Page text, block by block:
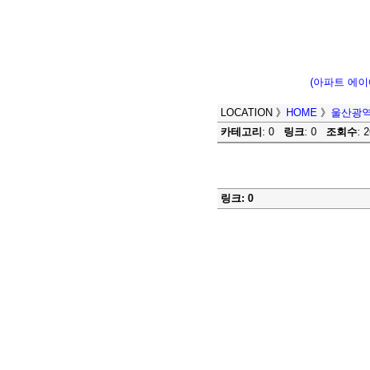
(아파트 에
LOCATION 》 HOME 》 울산광
카테고리 : 0 링크: 0 조회수:
링크: 0